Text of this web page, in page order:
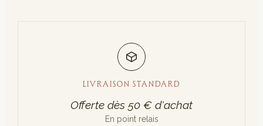
LIVRAISON STANDARD
Offerte dès 50 € d'achat
En point relais